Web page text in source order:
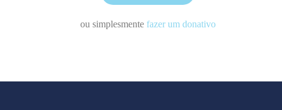
ou simplesmente fazer um donativo